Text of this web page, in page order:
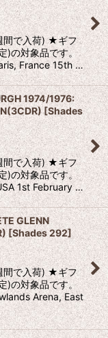
間で入荷) ★ギフ
)の対象品です。
France 15th …
1974/1976:
[Shades
間で入荷) ★ギフ
)の対象品です。
1st February …
GLENN
[Shades 292]
間で入荷) ★ギフ
)の対象品です。
Arena, East